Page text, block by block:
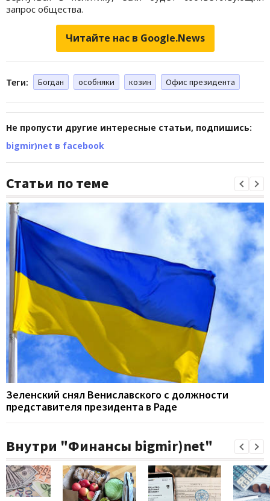
запрос общества.
Читайте нас в Google.News
Теги: Богдан особняки козин Офис президента
Не пропусти другие интересные статьи, подпишись:
bigmir)net в facebook
Статьи по теме
Зеленский снял Вениславского с должности
представителя президента в Раде
Внутри "Финансы bigmir)net"